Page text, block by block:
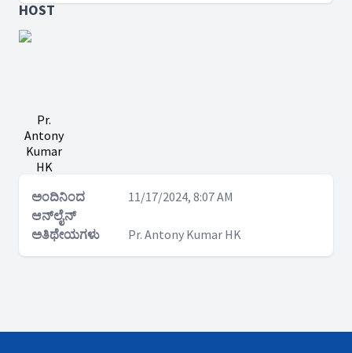
HOST
Pr.
Antony
Kumar
HK
ಅಂದಿನಿಂದ
ಆನ್‌ಲೈನ್
11/17/2024, 8:07 AM
ಅತಿಥೇಯಗಳು Pr. Antony Kumar HK